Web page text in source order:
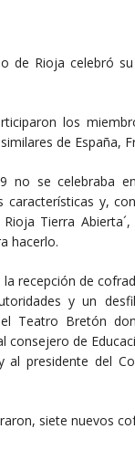
de Rioja celebró
los
de España,
no se celebraba
características y,
Tierra
hacerlo.
recepción de
y un
Teatro Bretón
consejero de
al presidente del
siete nuevos